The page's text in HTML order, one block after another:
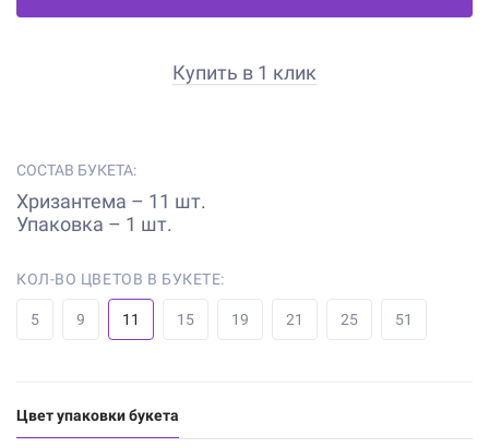
Купить в 1 клик
СОСТАВ БУКЕТА:
Хризантема – 11 шт.
Упаковка – 1 шт.
КОЛ-ВО ЦВЕТОВ В БУКЕТЕ:
5 9 11 15 19 21 25 51
Цвет упаковки букета